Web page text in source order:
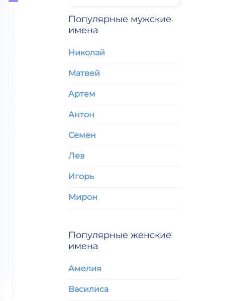
Популярные мужские
имена
Николай
Матвей
Артем
Антон
Семен
Лев
Игорь
Мирон
Популярные женские
имена
Амелия
Василиса